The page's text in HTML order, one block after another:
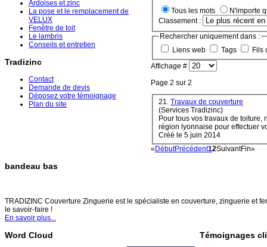
Ardoises et zinc
La pose et le remplacement de
VELUX
Fenêtre de toit
Le lambris
Conseils et entretien
Tradizinc
Contact
Demande de devis
Déposez votre témoignage
Plan du site
Tous les mots
N'importe
Classement :
Rechercher uniquement dans :
Liens web
Tags
Fils
Affichage #
Page 2 sur 2
21. Travaux de couverture
(Services Tradizinc)
Pour tous vos travaux de
région lyonnaise pour effectuer
Créé le 5 juin 2014
« DébutPrécédent12SuivantFin»
bandeau bas
TRADIZINC Couverture Zinguerie est le spécialiste en couverture, zinguerie et
le savoir-faire !
En savoir plus...
Word Cloud Témoignages